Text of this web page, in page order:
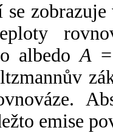
albedoA
emise